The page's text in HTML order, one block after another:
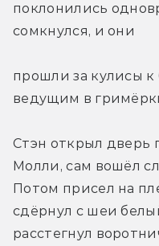
поклонились
сомкнулся, и они
прошли за кулисы
ведущим в
Стэн открыл дверь
Молли, сам вошёл
Потом присел на
сдёрнул с шеи
расстегнул